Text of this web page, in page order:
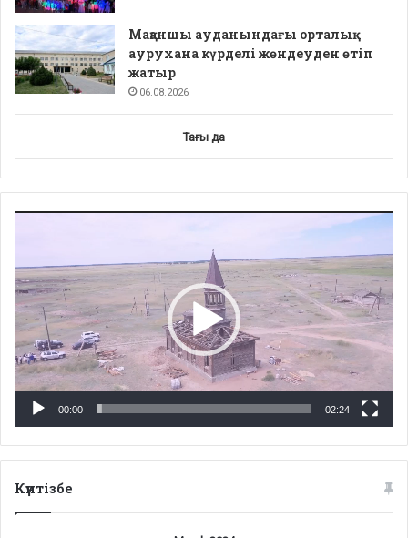
Мақаншы ауданындағы орталық
аурухана күрделі жөндеуден өтіп
жатыр
06.08.2026
Тағы да
00:00 02:24
Күнтізбе